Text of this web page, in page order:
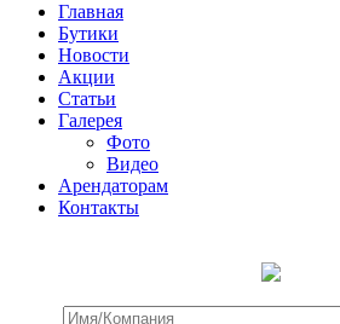
Главная
Бутики
Новости
Акции
Статьи
Галерея
Фото
Видео
Арендаторам
Контакты